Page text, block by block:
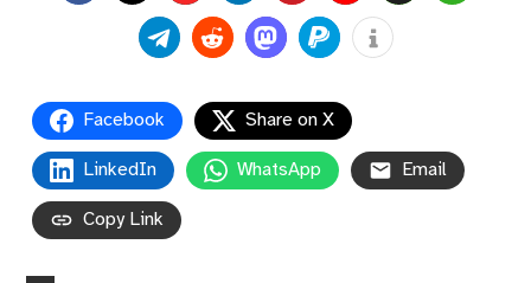
Facebook Share on X
LinkedIn WhatsApp Email
Copy Link